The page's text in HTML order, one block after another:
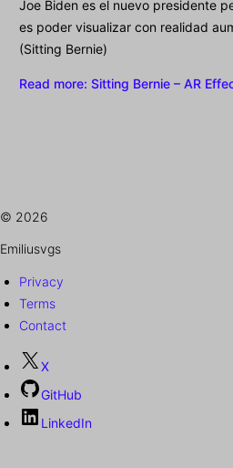
Joe Biden es el nuevo presidente
es poder visualizar con realidad
(Sitting Bernie)
Read more: Sitting Bernie – AR
© 2026
Emiliusvgs
Privacy
Terms
Contact
X
GitHub
LinkedIn